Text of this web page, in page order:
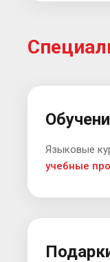
Языковые
учебные